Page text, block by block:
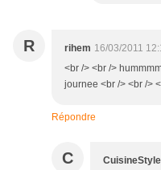
R rihem 16/03/2011
<br /> <br />
journee <br /> <br />
Répondre
C CuisineStyle